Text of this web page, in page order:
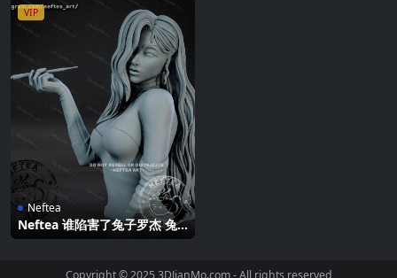
VIP
Neftea
Neftea 谁陷害了兔子罗杰 兔
子杰西卡